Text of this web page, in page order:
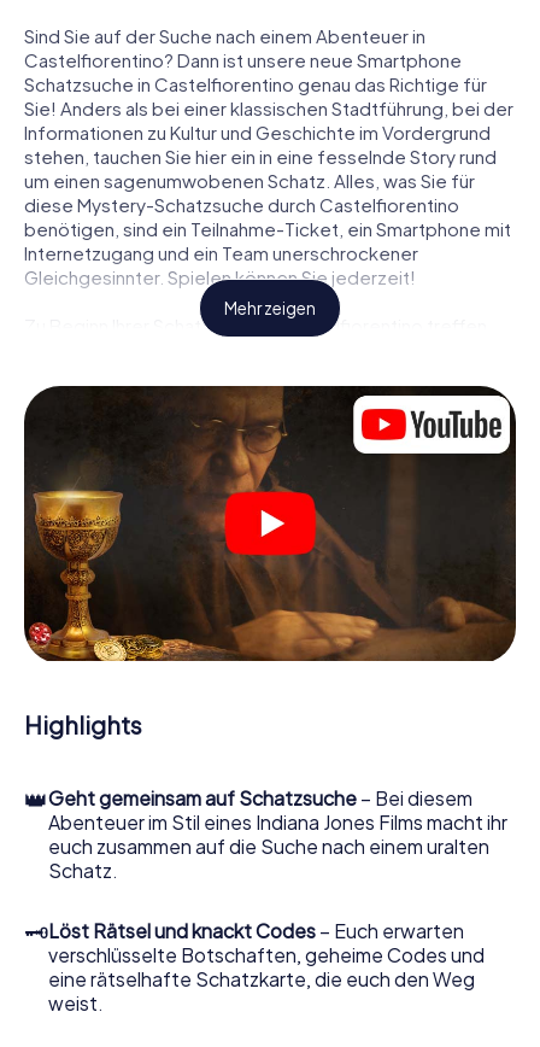
Sind Sie auf der Suche nach einem Abenteuer in
Castelfiorentino? Dann ist unsere neue Smartphone
Schatzsuche in Castelfiorentino genau das Richtige für
Sie! Anders als bei einer klassischen Stadtführung, bei der
Informationen zu Kultur und Geschichte im Vordergrund
stehen, tauchen Sie hier ein in eine fesselnde Story rund
um einen sagenumwobenen Schatz. Alles, was Sie für
diese Mystery-Schatzsuche durch Castelfiorentino
benötigen, sind ein Teilnahme-Ticket, ein Smartphone mit
Internetzugang und ein Team unerschrockener
Gleichgesinnter. Spielen können Sie jederzeit!
Zu Beginn Ihrer Schatzsuche in Castelfiorentino treffen
Team ist ein geborener Spurensucher? Wer ein
waschechter Abenteurer? Und wer hat das Zeug zum
Code-Knacker? Bei unserer Schatzsuche in
Castelfiorentino ist für jeden Spieler die passende Rolle
dabei.
Sind die Rollen verteilt, kann die Krimi-Schatzsuche durch
Castelfiorentino losgehen: An den unterschiedlichsten
Orten in der Stadt knacken Sie verschlüsselte Codes,
lösen knifflige Logikaufgaben und fahnden nach Spuren
und Hinweisstücken. Ihr Smartphone ist dabei Ihr
wichtigstes Ermittlerwerkzeug: Unsere eigens
rätselhafte Zeichenfolgen untersuchen, hilft Ihnen dabei,
Objekte zu sammeln und navigiert Sie sicher durch
Im Laufe der Schatzsuche in Castelfiorentino tauchen Sie
und Ihr Team immer tiefer in die spannende Geschichte
ein, und schon bald werden Sie feststellen, dass der
kostbare Schatz nur noch wenige Schritte entfernt ist.
Mehr zeigen
Highlights
👑Geht gemeinsam auf Schatzsuche – Bei diesem
Abenteuer im Stil eines Indiana Jones Films macht ihr
euch zusammen auf die Suche nach einem uralten
Schatz.
🗝Löst Rätsel und knackt Codes – Euch erwarten
verschlüsselte Botschaften, geheime Codes und
eine rätselhafte Schatzkarte, die euch den Weg
weist.